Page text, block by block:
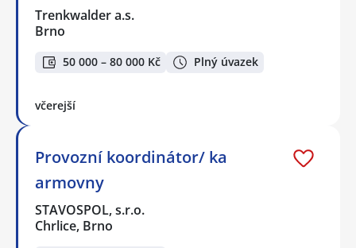
Trenkwalder a.s.
Brno
50 000 – 80 000 Kč Plný úvazek
včerejší
Provozní koordinátor/ ka
armovny
STAVOSPOL, s.r.o.
Chrlice, Brno